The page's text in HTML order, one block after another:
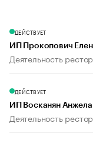
ДЕЙСТВУЕТ
ИП Прокопович
Деятельность
ДЕЙСТВУЕТ
ИП Восканян Анжела
Деятельность